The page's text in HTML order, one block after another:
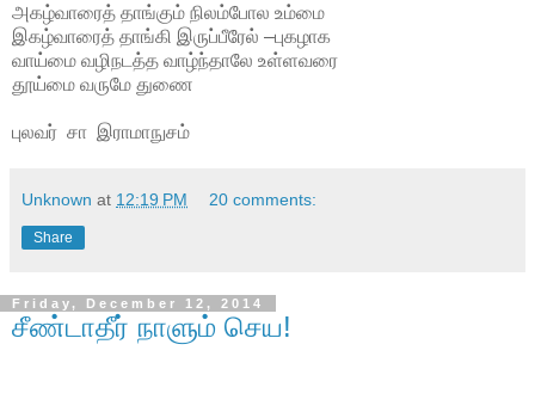
அகழ்வாரைத் தாங்கும் நிலம்போல உம்மை
இகழ்வாரைத் தாங்கி இருப்பீரேல் –புகழாக
வாய்மை வழிநடத்த வாழ்ந்தாலே உள்ளவரை
தூய்மை வருமே துணை
புலவர் சா இராமாநுசம்
Unknown at 12:19 PM 20 comments:
Share
Friday, December 12, 2014
சீண்டாதீர் நாளும் செய!